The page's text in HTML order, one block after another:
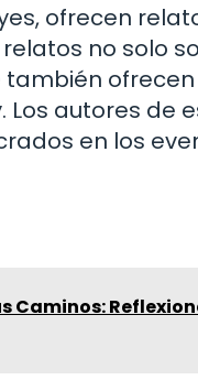
ofrecen
relatos no solo
autores de
en los
Caminos: